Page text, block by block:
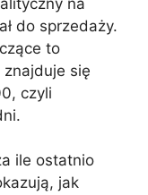
do sprzedaży.
to
się
czyli
ile ostatnio
jak